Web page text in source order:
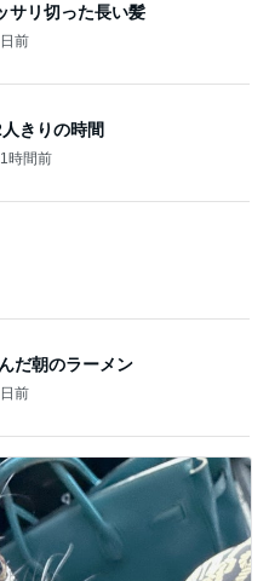
きりの時間
時間前
だ朝のラーメン
前